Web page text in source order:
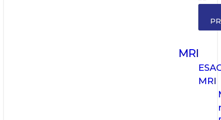
MRI
MRI